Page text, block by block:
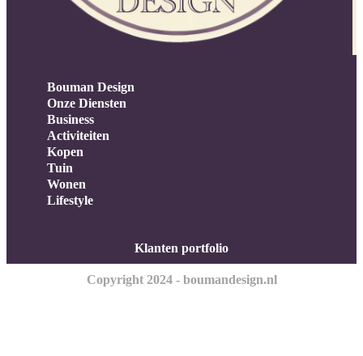
Bouman Design
Onze Diensten
Business
Activiteiten
Kopen
Tuin
Wonen
Lifestyle
Klanten portfolio
Copyright 2024 - boumandesign.nl